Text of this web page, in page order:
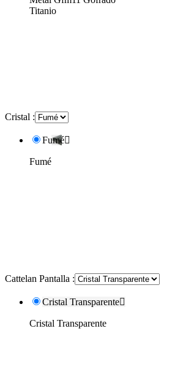
Titanio
Cristal :
Fumé
Fumé
Cattelan Pantalla :
Cristal Transparente
Cristal Transparente